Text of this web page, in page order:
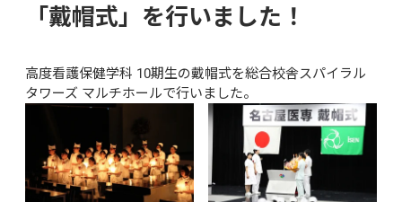
「戴帽式」を行いました！
高度看護保健学科 10期生の戴帽式を総合校舎スパイラル
タワーズ マルチホールで行いました。